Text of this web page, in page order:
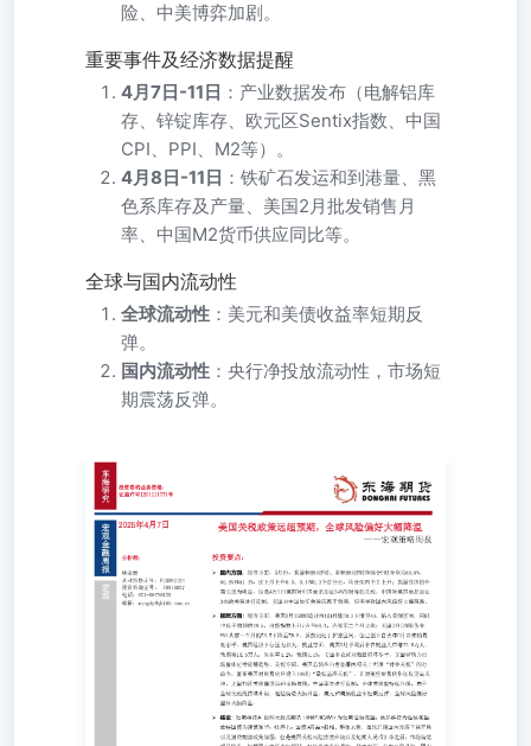
险、中美博弈加剧。
重要事件及经济数据提醒
4月7日-11日 ：产业数据发布（电解铝库
存、锌锭库存、欧元区Sentix指数、中国
CPI、PPI、M2等）。
4月8日-11日 ：铁矿石发运和到港量、黑
色系库存及产量、美国2月批发销售月
率、中国M2货币供应同比等。
全球与国内流动性
全球流动性 ：美元和美债收益率短期反
弹。
国内流动性 ：央行净投放流动性，市场短
期震荡反弹。
2025年4月7日 [Table_Title]美国关税政策远超预期，全球风
险偏好大幅降温 ——宏观策略周报 投资要点： 分析师：
国内方面：经济方面，3月份，我国制造业PMI、非制造业
PMI和综合PMI分别为50.5%、50.8%和51.4%，比上月上升
0.3、0.4和0.3个百分点，均连续两个月上升；我国经济回升
苗头更为明显。但是4月2日美国对中国商品加征34%的对等
的关税，中国对美国商品加征34%的关税进行反制，美国对
中国加征关税远高于预期，短期导致国内风偏好大幅降温。
明道雨从业资格证号：F03092124投资咨询证号：Z0018827
电话：021-68758120邮箱：mingdy@qh168.com.cn 国际方
面：经济方面，美国3月ISM制造业PMI由前值50.3下滑至